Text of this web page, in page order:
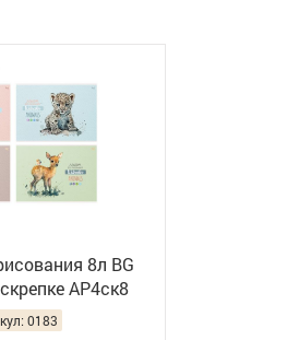
8л BG
АР4ск8
(8/80)
0183